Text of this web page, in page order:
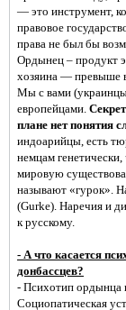
— это инструмент,
правовое
права не был бы
Ордынец – продукт
хозяина — превыше
Мы с вами
европейцами.
плане нет понятия
индоарийцы, есть
немцам
мировую
называют «гурок».
(Gurke). Наречия и
к русскому.
- А что касается
донбассцев?
- Психотип ордынца
Социопатическая